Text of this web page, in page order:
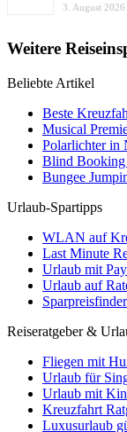
3. August 2026
Weitere
Beliebte Artikel
Beste
Musical
Polarlichter in
Blind
Bungee
Urlaub-Spartipps
WLAN auf
Last Minute
Urlaub mit
Urlaub auf
Reiseratgeber &
Fliegen mit
Urlaub für
Urlaub mit
Kreuzfahrt
Luxusurlaub